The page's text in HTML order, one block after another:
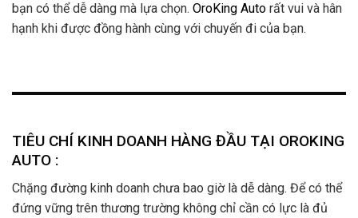
bạn có thể dễ dàng mà lựa chọn. OroKing Auto rất vui và hân
hạnh khi được đồng hành cùng với chuyến đi của bạn.
TIÊU CHÍ KINH DOANH HÀNG ĐẦU TẠI OROKING
AUTO :
Chặng đường kinh doanh chưa bao giờ là dễ dàng. Để có thể
đứng vững trên thương trường không chỉ cần có lực là đủ